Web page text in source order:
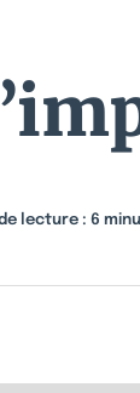
lecture : 6